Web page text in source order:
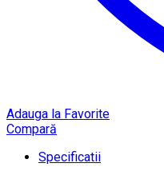
Adauga la Favorite
Compară
Specificatii